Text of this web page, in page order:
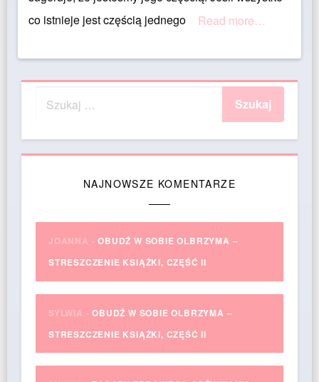
co istnieje jest częścią jednego
Read more…
NAJNOWSZE KOMENTARZE
JOANNA -OBUDŹ W SOBIE OLBRZYMA –
STRESZCZENIE KSIĄŻKI, CZĘŚĆ II
SYLWIA -OBUDŹ W SOBIE OLBRZYMA –
STRESZCZENIE KSIĄŻKI, CZĘŚĆ II